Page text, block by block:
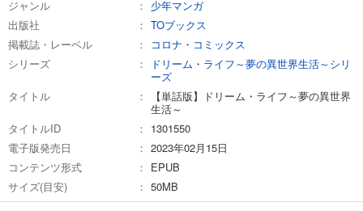
ジャンル
少年マンガ
出版社
TOブックス
掲載誌・レーベル
コロナ・コミックス
シリーズ
ドリーム・ライフ～夢の異世界生活～シリ
ーズ
タイトル
【単話版】ドリーム・ライフ～夢の異世界
生活～
タイトルID
1301550
電子版発売日
2023年02月15日
コンテンツ形式
EPUB
サイズ(目安)
50MB